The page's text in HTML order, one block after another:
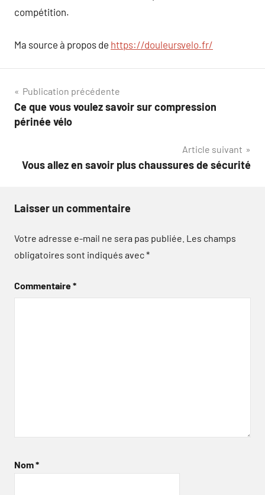
compétition.
Ma source à propos de https://douleursvelo.fr/
Navigation
de
Publication précédente
Ce que vous voulez savoir sur compression
périnée vélo
Article suivant
Vous allez en savoir plus chaussures de sécurité
Laisser un commentaire
Votre adresse e-mail ne sera pas publiée. Les champs
obligatoires sont indiqués avec*
Commentaire*
Nom*